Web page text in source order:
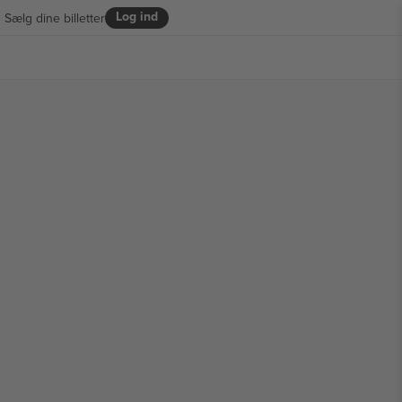
Log ind
Sælg dine billetter